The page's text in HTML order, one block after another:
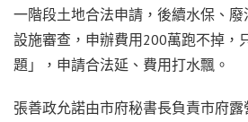
一階段土地合法申請，後續水保、
設施審查，申辦費用200萬跑不掉，
題」，申請合法延、費用打水飄。
張善政允諾由市府秘書長負責市府